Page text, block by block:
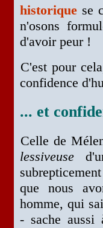
historique se
n'osons
d'avoir peur !
C'est pour
confidence
... et
Celle de
lessiveuse
que nous
homme, qui
- sache aussi